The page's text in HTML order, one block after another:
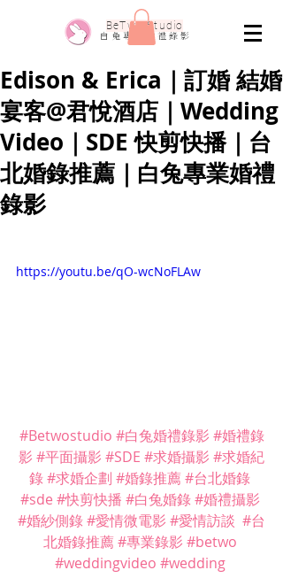
​BeTwo Studio
​白 兔 專 業 婚 禮 錄 影
Edison & Erica｜訂婚 結婚
宴客@君悅酒店｜Wedding
Video｜SDE 快剪快播｜台
北婚錄推薦｜白兔專業婚禮
錄影
https://youtu.be/qO-wcNoFLAw
#Betwostudio #白兔婚禮錄影 #婚禮錄
影 #平面攝影 #SDE #求婚攝影 #求婚紀
錄#求婚企劃 #婚錄推薦#台北婚錄
#sde #快剪快播 #白兔婚錄 #婚禮攝影
#婚紗側錄#愛情微電影 #愛情訪談 #台
北婚錄推薦 #專業錄影 #betwo
#weddingvideo #wedding